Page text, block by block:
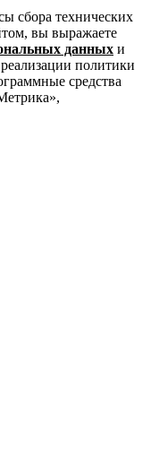
сбора технических
вы выражаете
данных и
политики
средства